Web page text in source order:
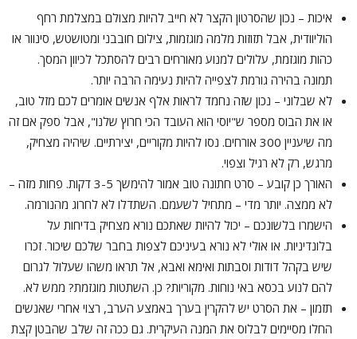
איכות – נכון שהסרטון הקצר לא חייב להיות מצולם במצלמת רחף
הוליוודית, אבל תזוזות מלמה מוגזמות, צילום חובבני ומטושטש, סינוור או
כהות מוגזמת, עלולים למנוע מאורחים רבים להסתכל לכיוון המסך.
תמונה בהירה גורמת לצפייה להיות נעימה הרבה יותר.
לא שבלוני – נכון שזה נחמד לראות אלף אנשים אומרים לכם מזל טוב,
או את הבוס מספר ש"יוסי הוא העובד הכי חרוץ שלנו", אבל ספק אם זה
מה שיעניין 300 אורחים. נסו להיות מקוריים, יצירתיים. שיהיה מצחיק,
מרגש, רק לא רגיל וצפוי.
האורך כן קובע – סרט חתונה טוב אמור להימשך 3-5 דקות. פחות מזה –
לא ממצה. יותר מדי – מתחיל לשעמם. השתדלו לא לחרוג מהנורמה.
הישמרו בלשונכם – יכול להיות שאתכם נורא מצחיק בדיחות על
בלונדיניות. או אולי לא נורא בעיניכם לצפות בחבר שלכם שיכור. זכרו
שיש בקהל דודות וסבתות ואימא ואבא, אל תראו משהו שעלול לגרום
להם לנוע בכסא באי נוחות. מקוריות? כן. השתטות מוגזמת? ממש לא.
תזמון – את הסרט יש להקרין בערך באמצע הערב, רצוי אחרי שאנשים
החלו מסיימים לבלוס את המנה העיקרית. גם ככה זה שלב שהבטן קצת